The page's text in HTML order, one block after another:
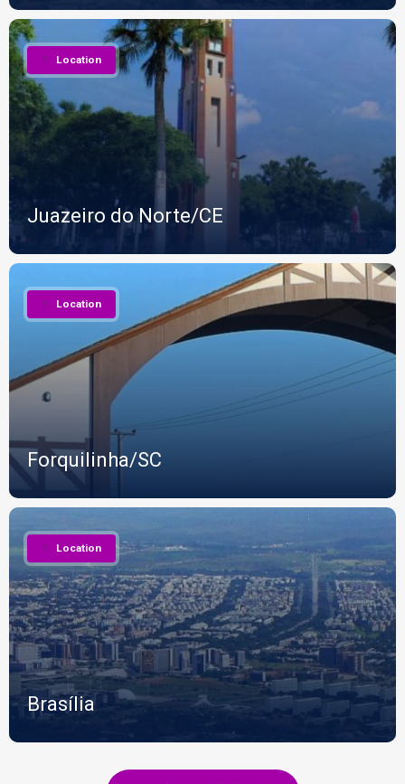
1 Location
Juazeiro do Norte/CE
1 Location
Forquilinha/SC
1 Location
Brasília